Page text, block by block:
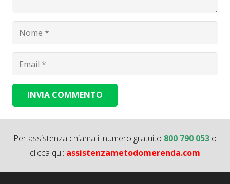
INVIA COMMENTO
Per assistenza chiama il numero gratuito 800 790 053 o
clicca qui: assistenzametodomerenda.com